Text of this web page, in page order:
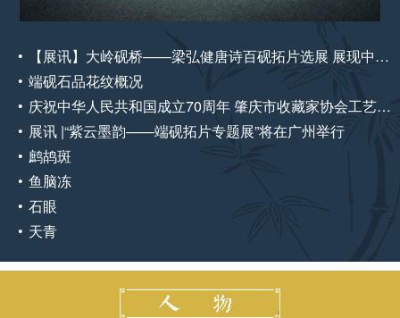
【展讯】大岭砚桥——梁弘健唐诗百砚拓片选展 展现中国传统文化的独特魅力
端砚石品花纹概况
庆祝中华人民共和国成立70周年 肇庆市收藏家协会工艺美术藏品展
展讯 |“紫云墨韵——端砚拓片专题展”将在广州举行
鹧鸪斑
鱼脑冻
石眼
天青